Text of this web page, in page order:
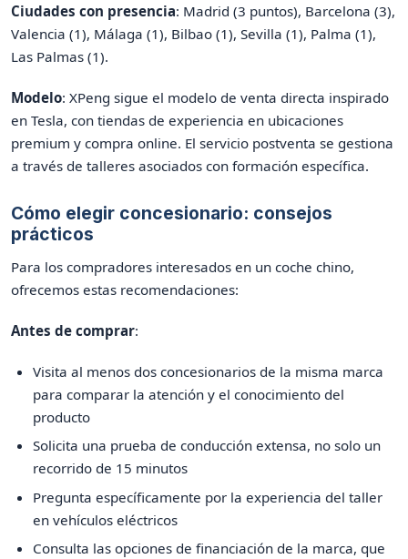
Ciudades con presencia: Madrid (3 puntos), Barcelona (3),
Valencia (1), Málaga (1), Bilbao (1), Sevilla (1), Palma (1),
Las Palmas (1).
Modelo: XPeng sigue el modelo de venta directa inspirado
en Tesla, con tiendas de experiencia en ubicaciones
premium y compra online. El servicio postventa se gestiona
a través de talleres asociados con formación específica.
Cómo elegir concesionario: consejos
prácticos
Para los compradores interesados en un coche chino,
ofrecemos estas recomendaciones:
Antes de comprar:
Visita al menos dos concesionarios de la misma marca
para comparar la atención y el conocimiento del
producto
Solicita una prueba de conducción extensa, no solo un
recorrido de 15 minutos
Pregunta específicamente por la experiencia del taller
en vehículos eléctricos
Consulta las opciones de financiación de la marca, que